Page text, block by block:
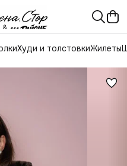
Худи и толстовкиЖилеты